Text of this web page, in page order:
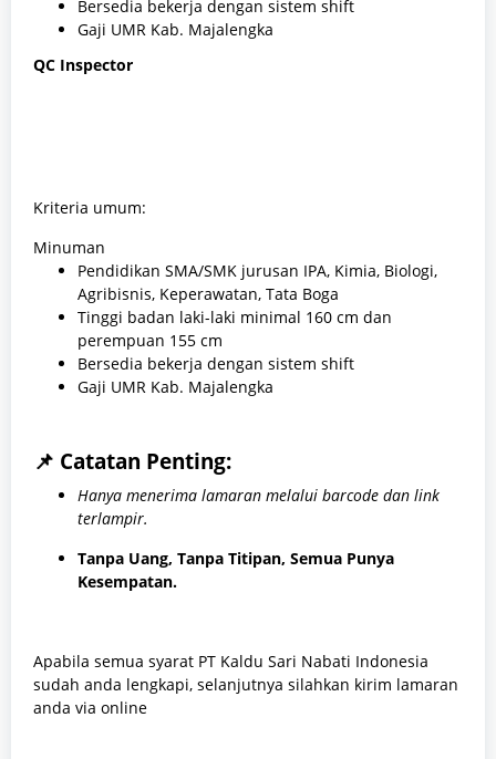
Bersedia bekerja dengan sistem shift
Gaji UMR Kab. Majalengka
QC Inspector
Kriteria umum:
Minuman
​Pendidikan SMA/SMK jurusan IPA, Kimia, Biologi,
Agribisnis, Keperawatan, Tata Boga
Tinggi badan laki-laki minimal 160 cm dan
perempuan 155 cm
Bersedia bekerja dengan sistem shift
Gaji UMR Kab. Majalengka
📌 Catatan Penting:
Hanya menerima lamaran melalui barcode dan link
terlampir.
Tanpa Uang, Tanpa Titipan, Semua Punya
Kesempatan.
Apabila semua syarat PT Kaldu Sari Nabati Indonesia
sudah anda lengkapi, selanjutnya silahkan kirim lamaran
anda via online